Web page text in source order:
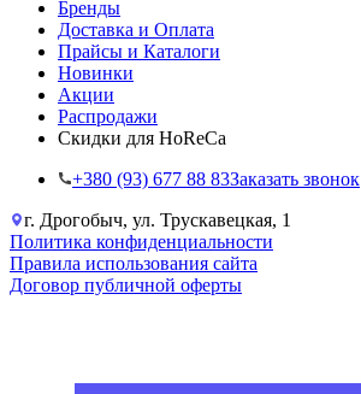
Бренды
Доставка и Оплата
Прайсы и Каталоги
Новинки
Акции
Распродажи
Скидки для HoReCa
+38‎0 (93) 677 88 83Заказать звонок
г. Дрогобыч, ул. Трускавецкая, 1
Политика конфиденциальности
Правила использования сайта
Договор публичной оферты